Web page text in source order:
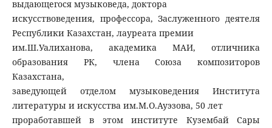
выдающегося музыковеда, доктора
искусствоведения, профессора, Заслуженного деятеля
Республики Казахстан, лауреата премии
им.Ш.Уалиханова, академика МАИ, отличника
образования РК, члена Союза композиторов
Казахстана,
заведующей отделом музыковедения Института
литературы и искусства им.М.О.Ауэзова, 50 лет
проработавшей в этом институте Кузембай Сары